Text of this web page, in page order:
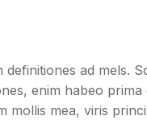
ad mels.
enim habeo
mea, viris